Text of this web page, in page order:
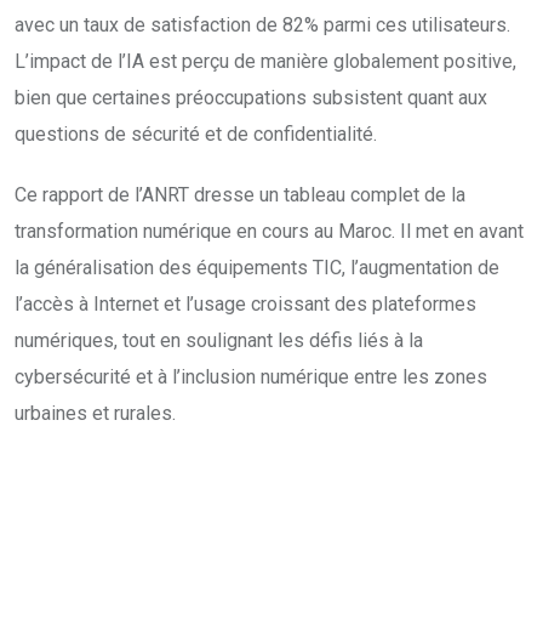
avec un taux de satisfaction de 82% parmi ces utilisateurs.
L’impact de l’IA est perçu de manière globalement positive,
bien que certaines préoccupations subsistent quant aux
questions de sécurité et de confidentialité.
Ce rapport de l’ANRT dresse un tableau complet de la
transformation numérique en cours au Maroc. Il met en avant
la généralisation des équipements TIC, l’augmentation de
l’accès à Internet et l’usage croissant des plateformes
numériques, tout en soulignant les défis liés à la
cybersécurité et à l’inclusion numérique entre les zones
urbaines et rurales.